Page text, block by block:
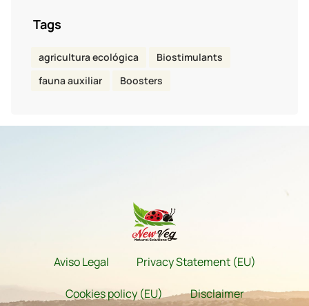
Tags
agricultura ecológica
Biostimulants
fauna auxiliar
Boosters
Aviso Legal Privacy Statement (EU)
Cookies policy (EU) Disclaimer